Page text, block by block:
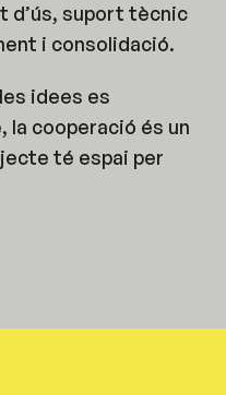
d’ús, suport tècnic
i consolidació.
idees es
cooperació és un
té espai per